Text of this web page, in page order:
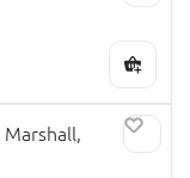
Marshall,